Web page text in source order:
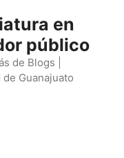
en
público
de Blogs |
Guanajuato